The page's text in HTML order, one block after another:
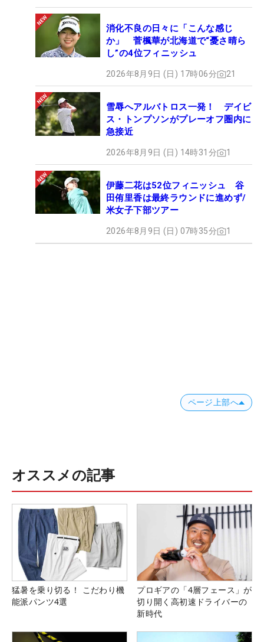
消化不良の日々に「こんな感じ
か」 菅楓華が北海道で“憂さ晴ら
し”の4位フィニッシュ
2026年8月9日 (日) 17時06分 21
雪辱へアルバトロス一発！ デイビ
ス・トンプソンがプレーオフ圏内に
急接近
2026年8月9日 (日) 14時31分 1
伊藤二花は52位フィニッシュ 谷
田侑里香は最終ラウンドに進めず/
米女子下部ツアー
2026年8月9日 (日) 07時35分 1
ページ上部へ
オススメの記事
猛暑を乗り切る！ こだわり機
能派パンツ4選
プロギアの「4層フェース」が
切り開く高初速ドライバーの
新時代